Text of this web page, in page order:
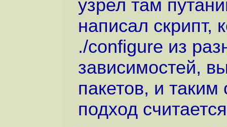
узрел там
написал скрипт,
./configure из
зависимостей,
пакетов, и
подход